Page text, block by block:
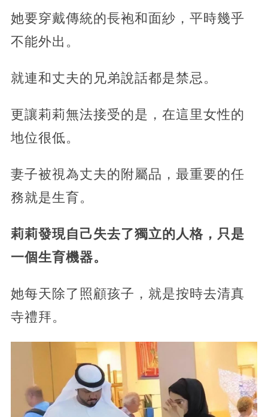
她要穿戴傳統的長袍和面紗，平時幾乎
不能外出。
就連和丈夫的兄弟說話都是禁忌。
更讓莉莉無法接受的是，在這里女性的
地位很低。
妻子被視為丈夫的附屬品，最重要的任
務就是生育。
莉莉發現自己失去了獨立的人格，只是
一個生育機器。
她每天除了照顧孩子，就是按時去清真
寺禮拜。